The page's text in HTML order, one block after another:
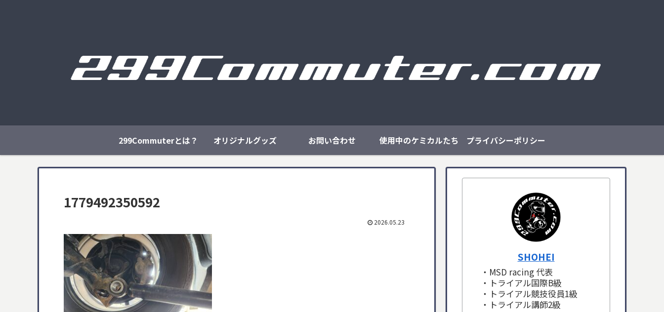
299Commuterとは？ オリジナルグッズ お問い合わせ 使用中のケミカルたち プライバシーポリシー
1779492350592
2026.05.23
SHOHEI
・MSD racing 代表
・トライアル国際B級
・トライアル競技役員1級
・トライアル講師2級